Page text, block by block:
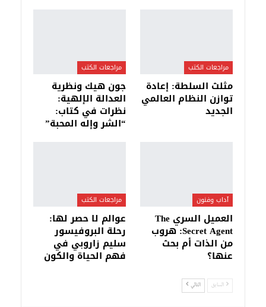
مراجعات الكتب
مثلث السلطة: إعادة
توازن النظام العالمي
الجديد
مراجعات الكتب
جون هيك ونظرية
العدالة الإلهية:
نظرات في كتاب:
“الشر وإله المحبة”
آداب وفنون
العميل السري The
Secret Agent: هروب
من الذات أم بحث
عنها؟
مراجعات الكتب
عوالم لا حصر لها:
رحلة البروفيسور
سليم زاروبي في
فهم الحياة والكون
السابق التالي